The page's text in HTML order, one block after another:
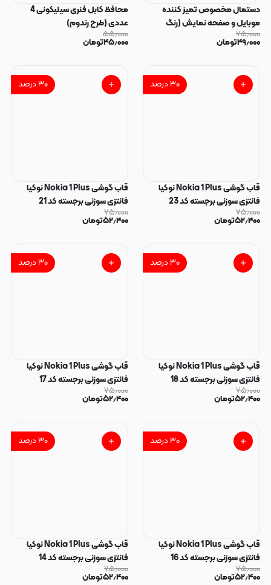
دستمال مخصوص تمیز کننده
موبایل و صفحه نمایش (رنگ
رندوم)
۷۵٫۰۰۰
۴۹٫۰۰۰تومان
محافظ کابل فنری سیلیکونی 4
عددی (طرح رندوم)
۵۵٫۰۰۰
۴۵٫۰۰۰تومان
۳۰درصد
قاب گوشی Nokia 1 Plus نوکیا
فانتزی سوزنی برجسته کد 23
۷۵٫۰۰۰
۵۲٫۴۰۰تومان
۳۰درصد
قاب گوشی Nokia 1 Plus نوکیا
فانتزی سوزنی برجسته کد 21
۷۵٫۰۰۰
۵۲٫۴۰۰تومان
۳۰درصد
قاب گوشی Nokia 1 Plus نوکیا
فانتزی سوزنی برجسته کد 18
۷۵٫۰۰۰
۵۲٫۴۰۰تومان
۳۰درصد
قاب گوشی Nokia 1 Plus نوکیا
فانتزی سوزنی برجسته کد 17
۷۵٫۰۰۰
۵۲٫۴۰۰تومان
۳۰درصد
قاب گوشی Nokia 1 Plus نوکیا
فانتزی سوزنی برجسته کد 16
۷۵٫۰۰۰
۵۲٫۴۰۰تومان
۳۰درصد
قاب گوشی Nokia 1 Plus نوکیا
فانتزی سوزنی برجسته کد 14
۷۵٫۰۰۰
۵۲٫۴۰۰تومان